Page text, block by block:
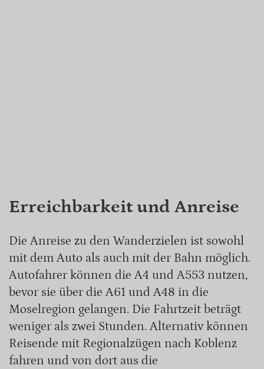
Erreichbarkeit und Anreise
Die Anreise zu den Wanderzielen ist sowohl
mit dem Auto als auch mit der Bahn möglich.
Autofahrer können die A4 und A553 nutzen,
bevor sie über die A61 und A48 in die
Moselregion gelangen. Die Fahrtzeit beträgt
weniger als zwei Stunden. Alternativ können
Reisende mit Regionalzügen nach Koblenz
fahren und von dort aus die